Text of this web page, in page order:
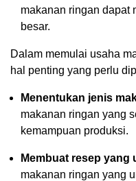
makanan ringan dapat
besar.
Dalam memulai usaha
hal penting yang perlu
Menentukan jenis
makanan ringan yang
kemampuan produksi.
Membuat resep yang
makanan ringan yang